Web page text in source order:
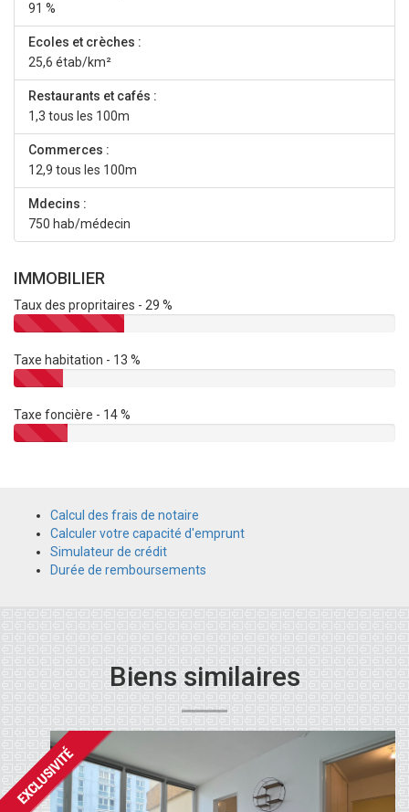
91 %
Ecoles et crèches :
25,6 étab/km²
Restaurants et cafés :
1,3 tous les 100m
Commerces :
12,9 tous les 100m
Mdecins :
750 hab/médecin
IMMOBILIER
Taux des propritaires - 29 %
Taxe habitation - 13 %
Taxe foncière - 14 %
Calcul des frais de notaire
Calculer votre capacité d'emprunt
Simulateur de crédit
Durée de remboursements
Biens similaires